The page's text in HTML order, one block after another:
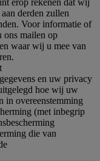
derden zullen
Voor informatie of
ons mailen op
waar wij u mee van
en uw privacy
hoe wij uw
in overeenstemming
(met inbegrip
die van